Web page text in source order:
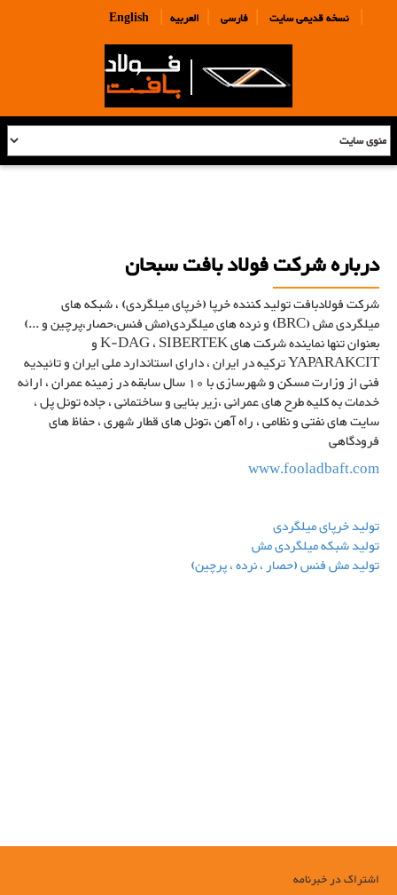
English | نسخه قدیمی سایت| فارسی| العربیه |
درباره شرکت فولاد بافت سبحان
شرکت فولادبافت تولید کننده خرپا (خرپای میلگردی) ، شبکه های
میلگردی مش (BRC) و نرده های میلگردی(مش فنس،حصار،پرچین و ...)
بعنوان تنها نماینده شرکت های K-DAG ، SIBERTEK و
YAPARAKCIT ترکیه در ایران ، دارای استاندارد ملی ایران و تائیدیه
فنی از وزارت مسکن و شهرسازی با 10 سال سابقه در زمینه عمران ، ارائه
خدمات به کلیه طرح های عمرانی ،زیر بنایی و ساختمانی ، جاده تونل پل ،
سایت های نفتی و نظامی ، راه آهن ،تونل های قطار شهری ، حفاظ های
فرودگاهی
www.fooladbaft.com
تولید خرپای میلگردی
تولید شبکه میلگردی مش
تولید مش فنس (حصار ، نرده ، پرچین)
اشتراک در خبرنامه